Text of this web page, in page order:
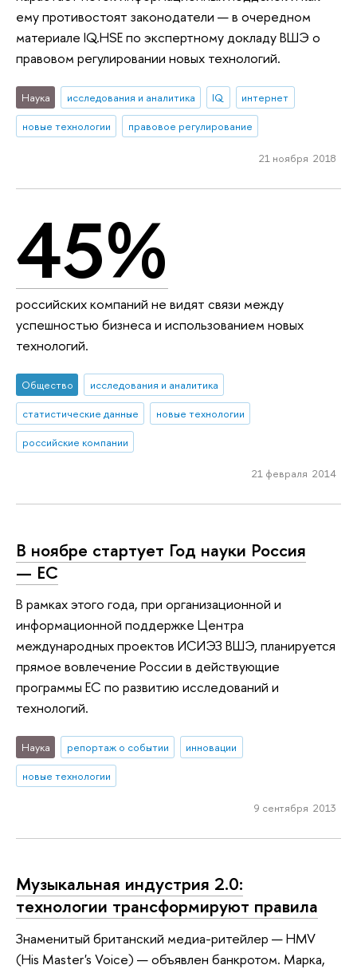
ему противостоят законодатели — в очередном
материале IQ.HSE по экспертному докладу ВШЭ о
правовом регулировании новых технологий.
Наука исследования и аналитика IQ
интернет
новые технологии
правовое регулирование
21 ноября 2018
45%
российских компаний не видят связи между
успешностью бизнеса и использованием новых
технологий.
Общество
исследования и аналитика
статистические данные
новые технологии
российские компании
21 февраля 2014
В ноябре стартует Год науки Россия
— ЕС
В рамках этого года, при организационной и
информационной поддержке Центра
международных проектов ИСИЭЗ ВШЭ, планируется
прямое вовлечение России в действующие
программы ЕС по развитию исследований и
технологий.
Наука репортаж о событии
инновации
новые технологии
9 сентября 2013
Музыкальная индустрия 2.0:
технологии трансформируют правила
Знаменитый британский медиа-ритейлер — HMV
(His Master's Voice) — объявлен банкротом. Марка,